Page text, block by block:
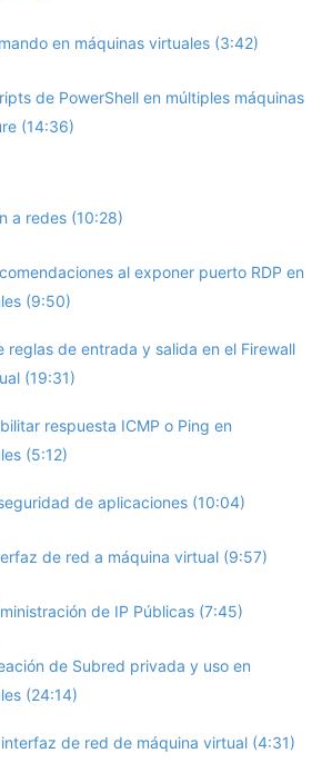
en máquinas virtuales (3:42)
de PowerShell en múltiples máquinas
(14:36)
a redes (10:28)
al exponer puerto RDP en
(9:50)
reglas de entrada y salida en el Firewall
(19:31)
respuesta ICMP o Ping en
(5:12)
de aplicaciones (10:04)
de red a máquina virtual (9:57)
de IP Públicas (7:45)
de Subred privada y uso en
(24:14)
de red de máquina virtual (4:31)